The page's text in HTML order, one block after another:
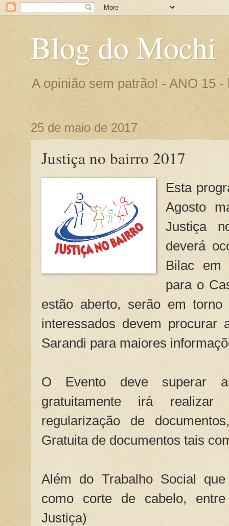
Blog do Mochi
A opinião sem patrão! - ANO 15
25 de maio de 2017
Justiça no bairro 2017
Esta
Agosto
Justiça
deverá
Bilac em
para o
estão aberto, serão em
interessados devem procurar
Sarandi para maiores
O Evento deve superar
gratuitamente irá realizar
regularização de
Gratuita de documentos tais
Além do Trabalho Social
como corte de cabelo,
Justiça)